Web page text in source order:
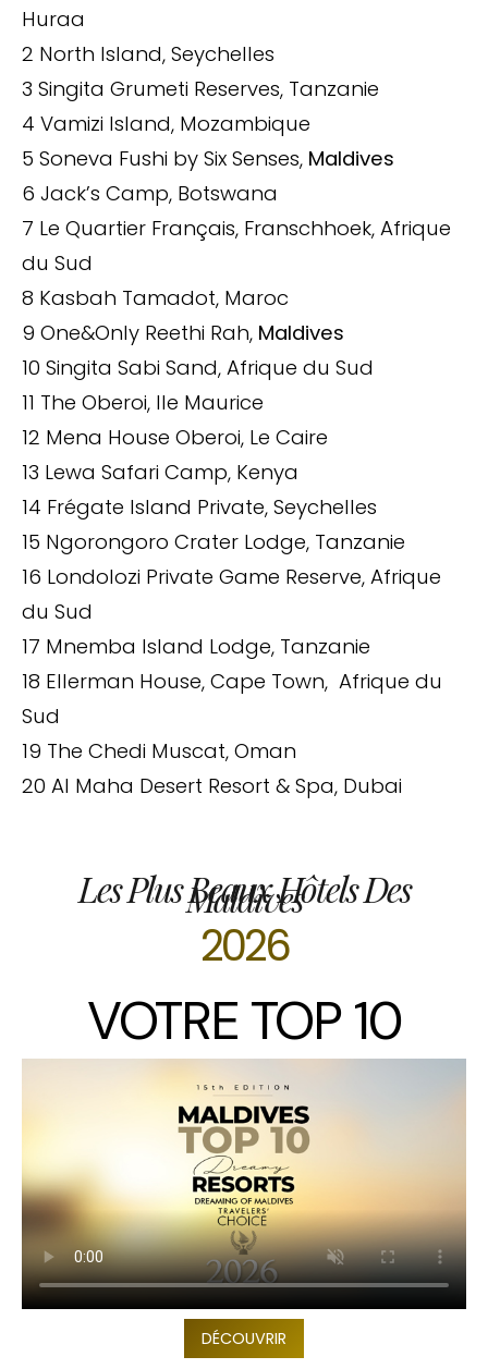
Huraa
2 North Island, Seychelles
3 Singita Grumeti Reserves, Tanzanie
4 Vamizi Island, Mozambique
5 Soneva Fushi by Six Senses, Maldives
6 Jack’s Camp, Botswana
7 Le Quartier Français, Franschhoek, Afrique
du Sud
8 Kasbah Tamadot, Maroc
9 One&Only Reethi Rah, Maldives
10 Singita Sabi Sand, Afrique du Sud
11 The Oberoi, Ile Maurice
12 Mena House Oberoi, Le Caire
13 Lewa Safari Camp, Kenya
14 Frégate Island Private, Seychelles
15 Ngorongoro Crater Lodge, Tanzanie
16 Londolozi Private Game Reserve, Afrique
du Sud
17 Mnemba Island Lodge, Tanzanie
18 Ellerman House, Cape Town, Afrique du
Sud
19 The Chedi Muscat, Oman
20 Al Maha Desert Resort & Spa, Dubai
Les Plus Beaux Hôtels Des
Maldives
2026
VOTRE TOP 10
DÉCOUVRIR